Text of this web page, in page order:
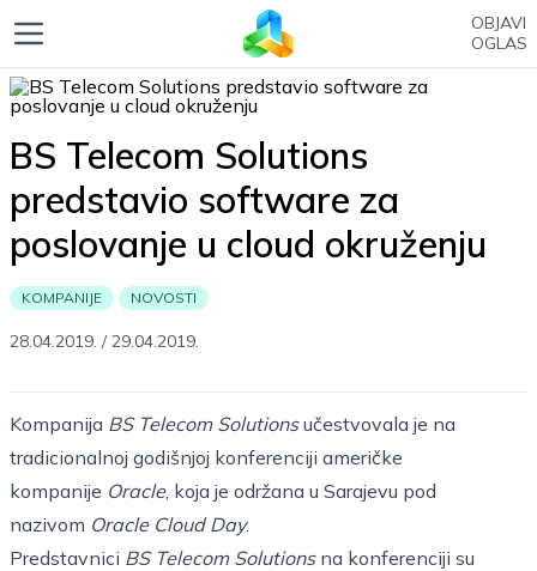
OBJAVI
OGLAS
BS Telecom Solutions
predstavio software za
poslovanje u cloud okruženju
KOMPANIJE NOVOSTI
28.04.2019. /29.04.2019.
Kompanija BS Telecom Solutionsučestvovala je na
tradicionalnoj godišnjoj konferenciji američke
kompanije Oracle, koja je održana u Sarajevu pod
nazivom Oracle Cloud Day.
Predstavnici BS Telecom Solutionsna konferenciji su